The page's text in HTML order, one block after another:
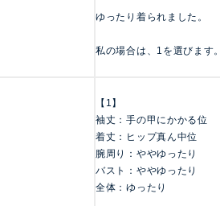
ゆったり着られました。
私の場合は、1を選びます。
【1】
袖丈：手の甲にかかる位
着丈：ヒップ真ん中位
腕周り：ややゆったり
バスト：ややゆったり
全体：ゆったり